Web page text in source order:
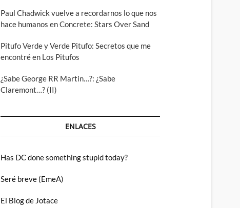
Paul Chadwick vuelve a recordarnos lo que nos
hace humanos en Concrete: Stars Over Sand
Pitufo Verde y Verde Pitufo: Secretos que me
encontré en Los Pitufos
¿Sabe George RR Martin…?: ¿Sabe
Claremont…? (II)
ENLACES
Has DC done something stupid today?
Seré breve (EmeA)
El Blog de Jotace